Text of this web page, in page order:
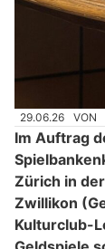
29.06.26 VON
Im Auftrag
Zürich in
Zwillikon
Kulturclub-